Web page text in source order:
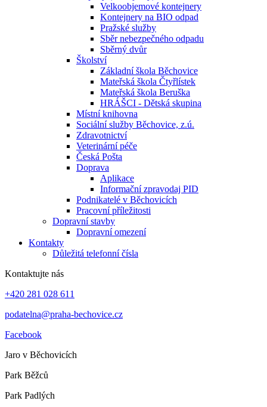
Velkoobjemové kontejnery
Kontejnery na BIO odpad
Pražské služby
Sběr nebezpečného odpadu
Sběrný dvůr
Školství
Základní škola Běchovice
Mateřská škola Čtyřlístek
Mateřská škola Beruška
HRÁŠCI - Dětská skupina
Místní knihovna
Sociální služby Běchovice, z.ú.
Zdravotnictví
Veterinární péče
Česká Pošta
Doprava
Aplikace
Informační zpravodaj PID
Podnikatelé v Běchovicích
Pracovní příležitosti
Dopravní stavby
Dopravní omezení
Kontakty
Důležitá telefonní čísla
Kontaktujte nás
+420 281 028 611
podatelna@praha-bechovice.cz
Facebook
Jaro v Běchovicích
Park Běžců
Park Padlých